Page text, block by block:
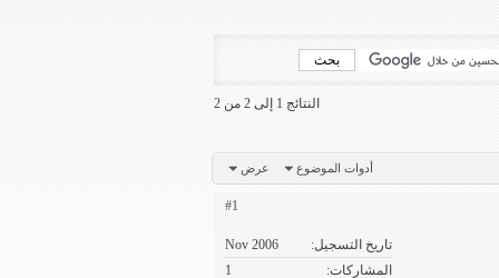
النتائج 1 إلى 2 من 2
أدوات الموضوع عرض
#1
تاريخ التسجيل
Nov 2006
المشاركات
1